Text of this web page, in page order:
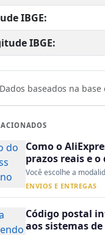
IBGE:
IBGE:
baseados na base
Como o
prazos reais e
Você escolhe a
ENVIOS E ENTREGAS
Código postal
aos sistemas